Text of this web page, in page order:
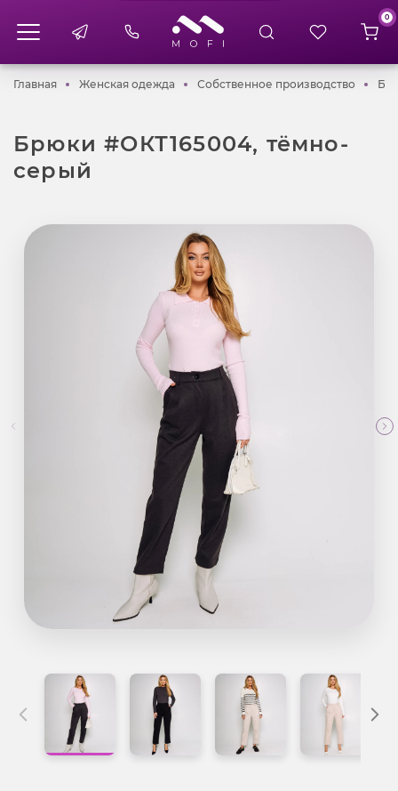
0
ГлавнаяГлавнаяЖенская одежда Женская одежда
Собственное производство
Брюки #ОКТ165004, тёмно-
серый